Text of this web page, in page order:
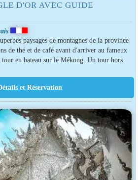
D'OR AVEC GUIDE
paysages de montagnes de la province
de thé et de café avant d'arriver au fameux
en bateau sur le Mékong. Un tour hors